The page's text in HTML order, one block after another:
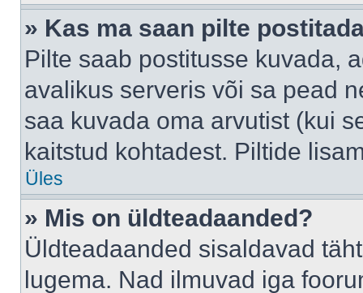
» Kas ma saan pilte
Pilte saab postitusse kuvada,
avalikus serveris või sa pead
saa kuvada oma arvutist (kui
kaitstud kohtadest. Piltide
Üles
» Mis on üldteadaanded?
Üldteadaanded sisaldavad
lugema. Nad ilmuvad iga